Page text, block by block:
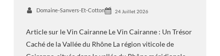
Domaine-Sanvers-Et-Cotton 24 Juillet 2026
Article sur le Vin Cairanne Le Vin Cairanne : Un Trésor
Caché de la Vallée du Rhône La région viticole de